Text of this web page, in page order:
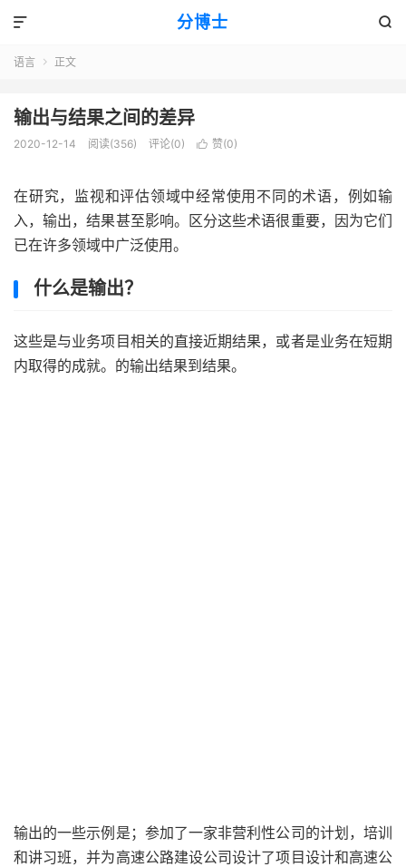
分博士 

语言  正文
输出与结果之间的差异
2020-12-14 阅读(356) 评论(0)  赞(0)
在研究，监视和评估领域中经常使用不同的术语，例如输
入，输出，结果甚至影响。区分这些术语很重要，因为它们
已在许多领域中广泛使用。
什么是输出？
这些是与业务项目相关的直接近期结果，或者是业务在短期
内取得的成就。的输出结果到结果。
输出的一些示例是；参加了一家非营利性公司的计划，培训
和讲习班，并为高速公路建设公司设计了项目设计和高速公